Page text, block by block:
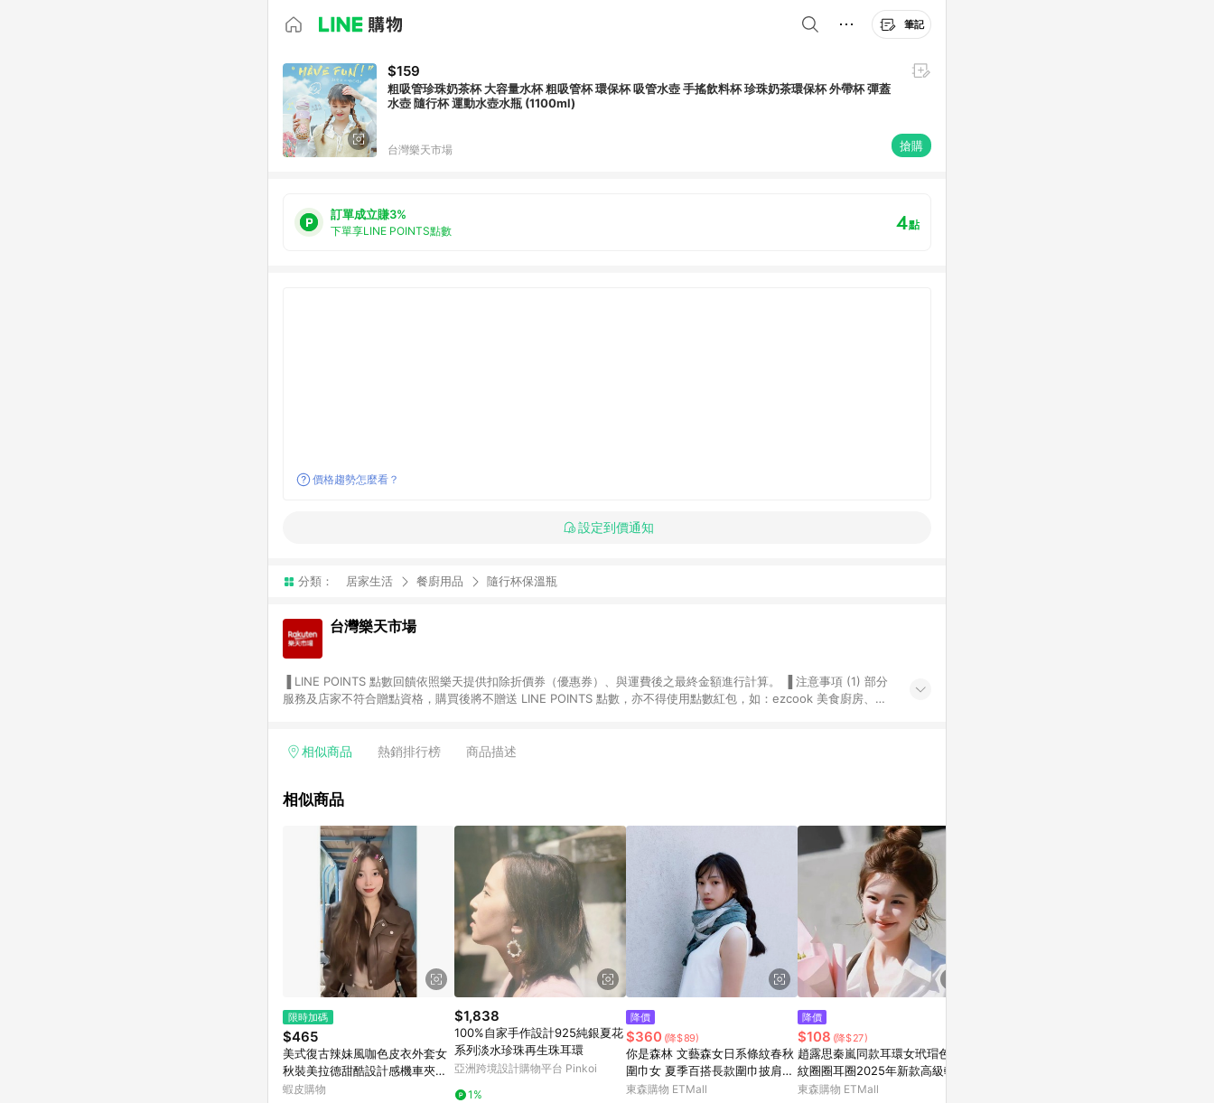
筆記
$159
粗吸管珍珠奶茶杯 大容量水杯 粗吸管杯 環保杯 吸管水壺 手搖飲料杯 珍珠奶茶環保杯 外帶杯 彈蓋
水壺 隨行杯 運動水壺水瓶 (1100ml)
台灣樂天市場 搶購
訂單成立賺3%
下單享LINE POINTS點數 4點
價格趨勢怎麼看？
設定到價通知
分類： 居家生活 餐廚用品 隨行杯保溫瓶
台灣樂天市場
服務及店家不符合贈點資格，購買後將不贈送 LINE POINTS 點數，亦不得使用點數紅包，如：ezcook 美食廚房、樂
享有 LINE POINTS 回饋。 (3) 若購買之訂單（包含預購商品）未符合樂天市場 45 天內完成訂單出貨及結帳，則不符
會有時間差，如顯示之商品規格、顏色、價位、贈品與台灣樂天市場銷售網頁不符，以銷售網頁標示為準。 (6) 導購訂
點數回饋或點數回饋有爭議，台灣樂天市場保有更改條款與法律追訴之權利，活動詳情以樂天市場網站公告為準。
相似商品 熱銷排行榜 商品描述
相似商品
限時加碼
$465
美式復古辣妹風咖色皮衣外套女
秋裝美拉德甜酷設計感機車夾克
上衣 小個子外套 機車服 皮衣 皮
蝦皮購物
$1,838
100%自家手作設計925純銀夏花
系列淡水珍珠再生珠耳環
亞洲跨境設計購物平台 Pinkoi
1%
降價
$360 (降$89)
你是森林 文藝森女日系條紋春秋
圍巾女 夏季百搭長款圍巾披肩兩
用
東森購物 ETMall
降價
$108 (降$27)
趙露思秦嵐同款耳環女玳瑁色豹
紋圈圈耳圈2025年新款高級輕奢
耳釘
東森購物 ETMall